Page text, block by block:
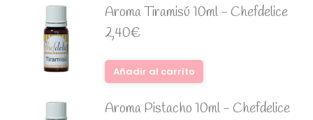
Aroma Tiramisú 10ml - Chefdelice
2,40€
Añadir al carrito
Aroma Pistacho 10ml - Chefdelice